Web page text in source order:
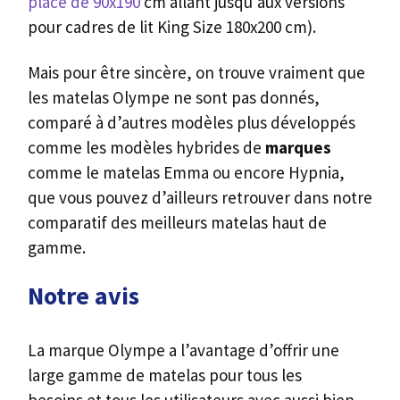
pour cadres de lit King Size 180x200 cm).
Mais pour être sincère, on trouve vraiment que
les matelas Olympe ne sont pas donnés,
comparé à d’autres modèles plus développés
comme les modèles hybrides de marques
comme le matelas Emma ou encore Hypnia,
que vous pouvez d’ailleurs retrouver dans notre
comparatif des meilleurs matelas haut de
gamme.
Notre avis
La marque Olympe a l’avantage d’offrir une
large gamme de matelas pour tous les